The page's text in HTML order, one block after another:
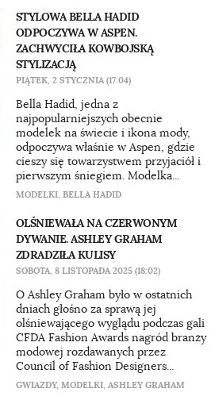
STYLOWA BELLA HADID
ODPOCZYWA W ASPEN.
ZACHWYCIŁA KOWBOJSKĄ
STYLIZACJĄ
PIĄTEK, 2 STYCZNIA (17:04)
Bella Hadid, jedna z
najpopularniejszych obecnie
modelek na świecie i ikona mody,
odpoczywa właśnie w Aspen, gdzie
cieszy się towarzystwem przyjaciół i
pierwszym śniegiem. Modelka...
MODELKI, BELLA HADID
OLŚNIEWAŁA NA CZERWONYM
DYWANIE. ASHLEY GRAHAM
ZDRADZIŁA KULISY
SOBOTA, 8 LISTOPADA 2025 (18:02)
O Ashley Graham było w ostatnich
dniach głośno za sprawą jej
olśniewającego wyglądu podczas gali
CFDA Fashion Awards nagród branży
modowej rozdawanych przez
Council of Fashion Designers...
GWIAZDY, MODELKI, ASHLEY GRAHAM